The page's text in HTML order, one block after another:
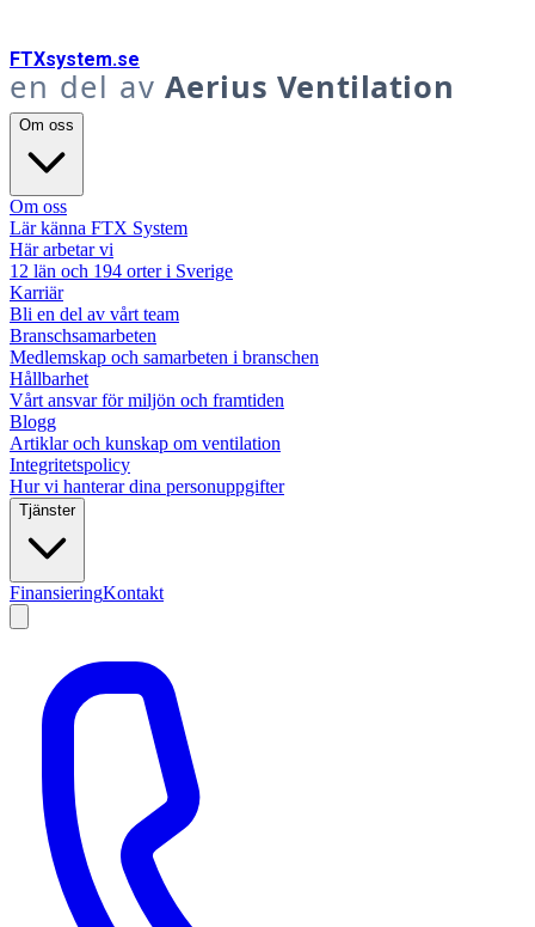
FTXsystem.se
en del av Aerius Ventilation
Om oss
Om oss
Lär känna FTX System
Här arbetar vi
12 län och 194 orter i Sverige
Karriär
Bli en del av vårt team
Branschsamarbeten
Medlemskap och samarbeten i branschen
Hållbarhet
Vårt ansvar för miljön och framtiden
Blogg
Artiklar och kunskap om ventilation
Integritetspolicy
Hur vi hanterar dina personuppgifter
Tjänster
FinansieringKontakt